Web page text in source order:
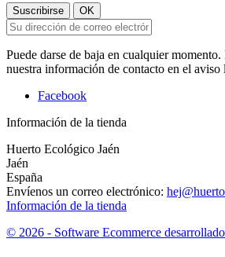
Puede darse de baja en cualquier
nuestra información de contacto en el aviso
Facebook
Información de la tienda
Huerto Ecológico Jaén
Jaén
España
Envíenos un correo electrónico:
Información de la tienda
© 2026 - Software Ecommerce